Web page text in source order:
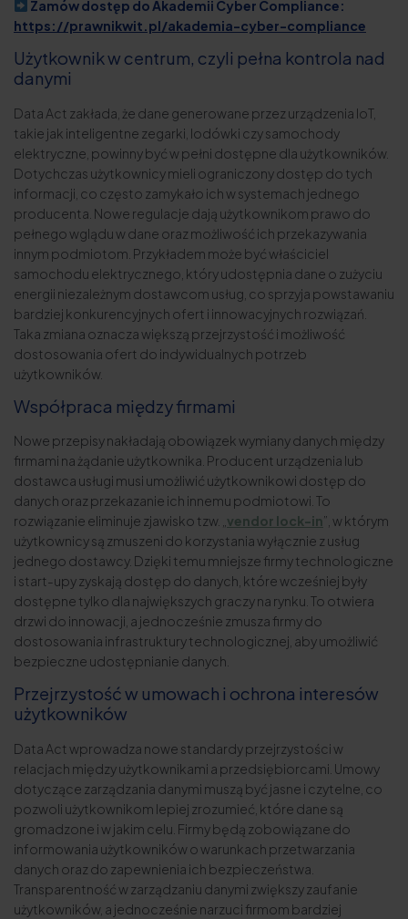
Zamów dostęp do Akademii Cyber Compliance:
https://prawnikwit.pl/akademia-cyber-compliance
Użytkownik w centrum, czyli pełna kontrola nad
danymi
Data Act zakłada, że dane generowane przez urządzenia IoT,
takie jak inteligentne zegarki, lodówki czy samochody
elektryczne, powinny być w pełni dostępne dla użytkowników.
Dotychczas użytkownicy mieli ograniczony dostęp do tych
informacji, co często zamykało ich w systemach jednego
producenta. Nowe regulacje dają użytkownikom prawo do
pełnego wglądu w dane oraz możliwość ich przekazywania
innym podmiotom. Przykładem może być właściciel
samochodu elektrycznego, który udostępnia dane o zużyciu
energii niezależnym dostawcom usług, co sprzyja powstawaniu
bardziej konkurencyjnych ofert i innowacyjnych rozwiązań.
Taka zmiana oznacza większą przejrzystość i możliwość
dostosowania ofert do indywidualnych potrzeb
użytkowników.
Współpraca między firmami
Nowe przepisy nakładają obowiązek wymiany danych między
firmami na żądanie użytkownika. Producent urządzenia lub
dostawca usługi musi umożliwić użytkownikowi dostęp do
danych oraz przekazanie ich innemu podmiotowi. To
rozwiązanie eliminuje zjawisko tzw. „ vendor lock-in”, w którym
użytkownicy są zmuszeni do korzystania wyłącznie z usług
jednego dostawcy. Dzięki temu mniejsze firmy technologiczne
i start-upy zyskają dostęp do danych, które wcześniej były
dostępne tylko dla największych graczy na rynku. To otwiera
drzwi do innowacji, a jednocześnie zmusza firmy do
dostosowania infrastruktury technologicznej, aby umożliwić
bezpieczne udostępnianie danych.
Przejrzystość w umowach i ochrona interesów
użytkowników
Data Act wprowadza nowe standardy przejrzystości w
relacjach między użytkownikami a przedsiębiorcami. Umowy
dotyczące zarządzania danymi muszą być jasne i czytelne, co
pozwoli użytkownikom lepiej zrozumieć, które dane są
gromadzone i w jakim celu. Firmy będą zobowiązane do
informowania użytkowników o warunkach przetwarzania
danych oraz do zapewnienia ich bezpieczeństwa.
Transparentność w zarządzaniu danymi zwiększy zaufanie
użytkowników, a jednocześnie narzuci firmom bardziej